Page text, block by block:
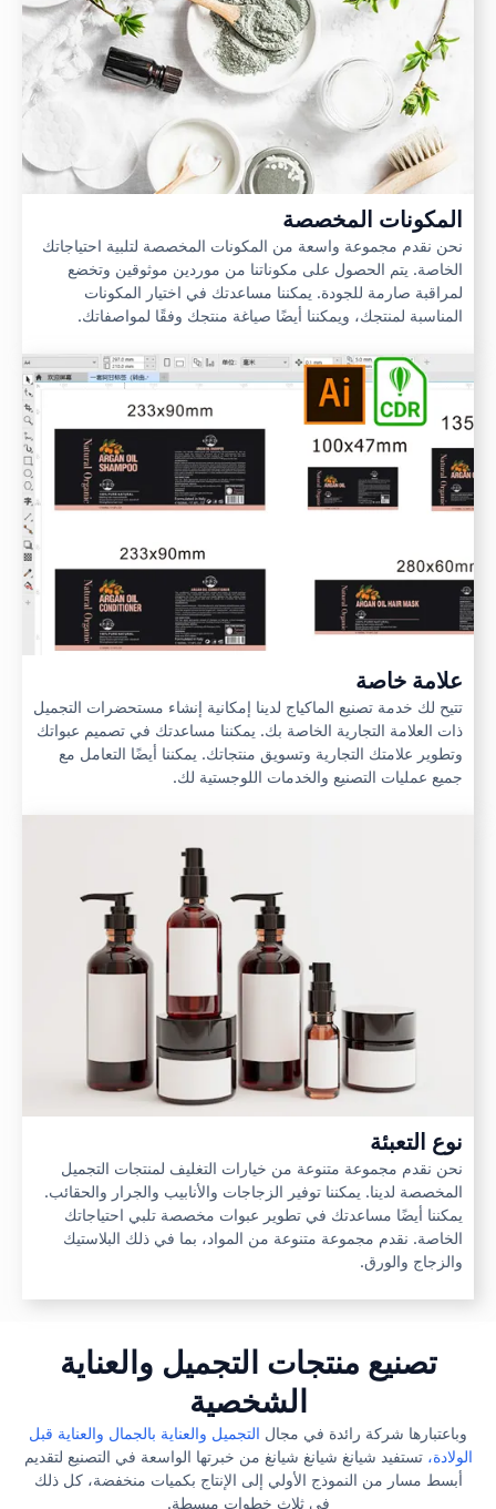
المكونات المخصصة
نحن نقدم مجموعة واسعة من المكونات المخصصة لتلبية احتياجاتك
الخاصة. يتم الحصول على مكوناتنا من موردين موثوقين وتخضع
لمراقبة صارمة للجودة. يمكننا مساعدتك في اختيار المكونات
المناسبة لمنتجك، ويمكننا أيضًا صياغة منتجك وفقًا لمواصفاتك.
علامة خاصة
تتيح لك خدمة تصنيع الماكياج لدينا إمكانية إنشاء مستحضرات التجميل
ذات العلامة التجارية الخاصة بك. يمكننا مساعدتك في تصميم عبواتك
وتطوير علامتك التجارية وتسويق منتجاتك. يمكننا أيضًا التعامل مع
جميع عمليات التصنيع والخدمات اللوجستية لك.
نوع التعبئة
نحن نقدم مجموعة متنوعة من خيارات التغليف لمنتجات التجميل
المخصصة لدينا. يمكننا توفير الزجاجات والأنابيب والجرار والحقائب.
يمكننا أيضًا مساعدتك في تطوير عبوات مخصصة تلبي احتياجاتك
الخاصة. نقدم مجموعة متنوعة من المواد، بما في ذلك البلاستيك
والزجاج والورق.
تصنيع منتجات التجميل والعناية
الشخصية
وباعتبارها شركة رائدة في مجال التجميل والعناية بالجمال والعناية قبل
الولادة، تستفيد شيانغ شيانغ شيانغ من خبرتها الواسعة في التصنيع لتقديم
أبسط مسار من النموذج الأولي إلى الإنتاج بكميات منخفضة، كل ذلك
في ثلاث خطوات مبسطة.